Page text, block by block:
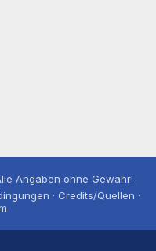
Angaben ohne Gewähr!
· Credits/Quellen ·